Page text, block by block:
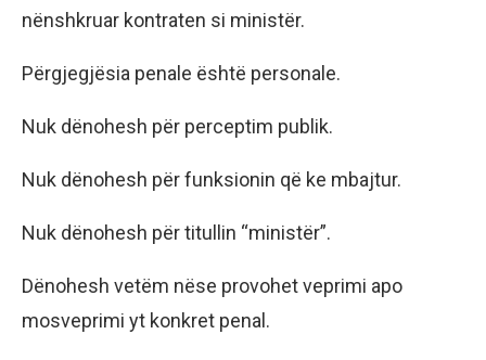
nënshkruar kontraten si ministër.
Përgjegjësia penale është personale.
Nuk dënohesh për perceptim publik.
Nuk dënohesh për funksionin që ke mbajtur.
Nuk dënohesh për titullin “ministër”.
Dënohesh vetëm nëse provohet veprimi apo
mosveprimi yt konkret penal.